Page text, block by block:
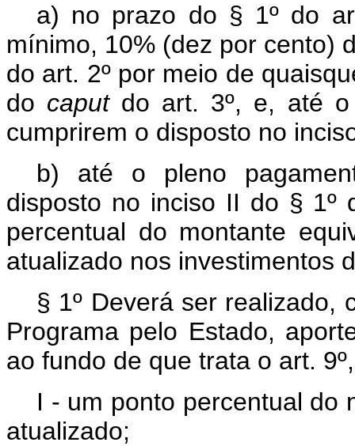
a) no prazo do § 1º do
mínimo, 10% (dez por cento)
do art. 2º por meio de
do caputdo art. 3º, e, até o
cumprirem o disposto no
b) até o pleno
disposto no inciso II do § 1º
percentual do montante
atualizado nos investimentos
§ 1º Deverá ser realizado,
Programa pelo Estado,
ao fundo de que trata o art.
I - um ponto percentual do
atualizado;